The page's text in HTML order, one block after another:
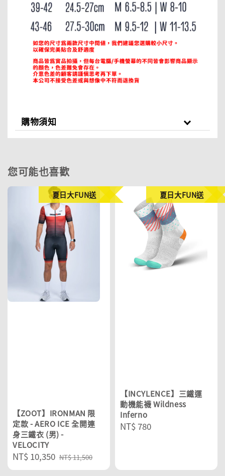
購物須知
您可能也喜歡
夏日大FUN送
【ZOOT】IRONMAN 限
定款 - AERO ICE 全開連
身三鐵衣 (男) -
VELOCITY
Sale
price
NT$ 10,350 Regular
price
NT$ 11,500
夏日大FUN送
【INCYLENCE】三鐵運
動機能襪 Wildness
Inferno
Regular
NT$ 780